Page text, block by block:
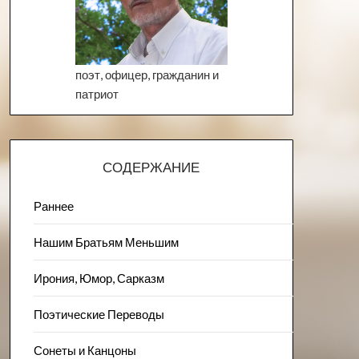
поэт, офицер, гражданин и
патриот
СОДЕРЖАНИЕ
Раннее
Нашим Братьям Меньшим
Ирония, Юмор, Сарказм
Поэтические Переводы
Сонеты и Канцоны